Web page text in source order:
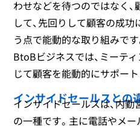
わせなどを待つのではなく
して、先回りして顧客の成
う点で能動的な取り組みで
BtoBビジネスでは、ミーテ
じて顧客を能動的にサポート
インサイドセールスとの
インサイドセールスは、内
の一種です。主に電話やメ